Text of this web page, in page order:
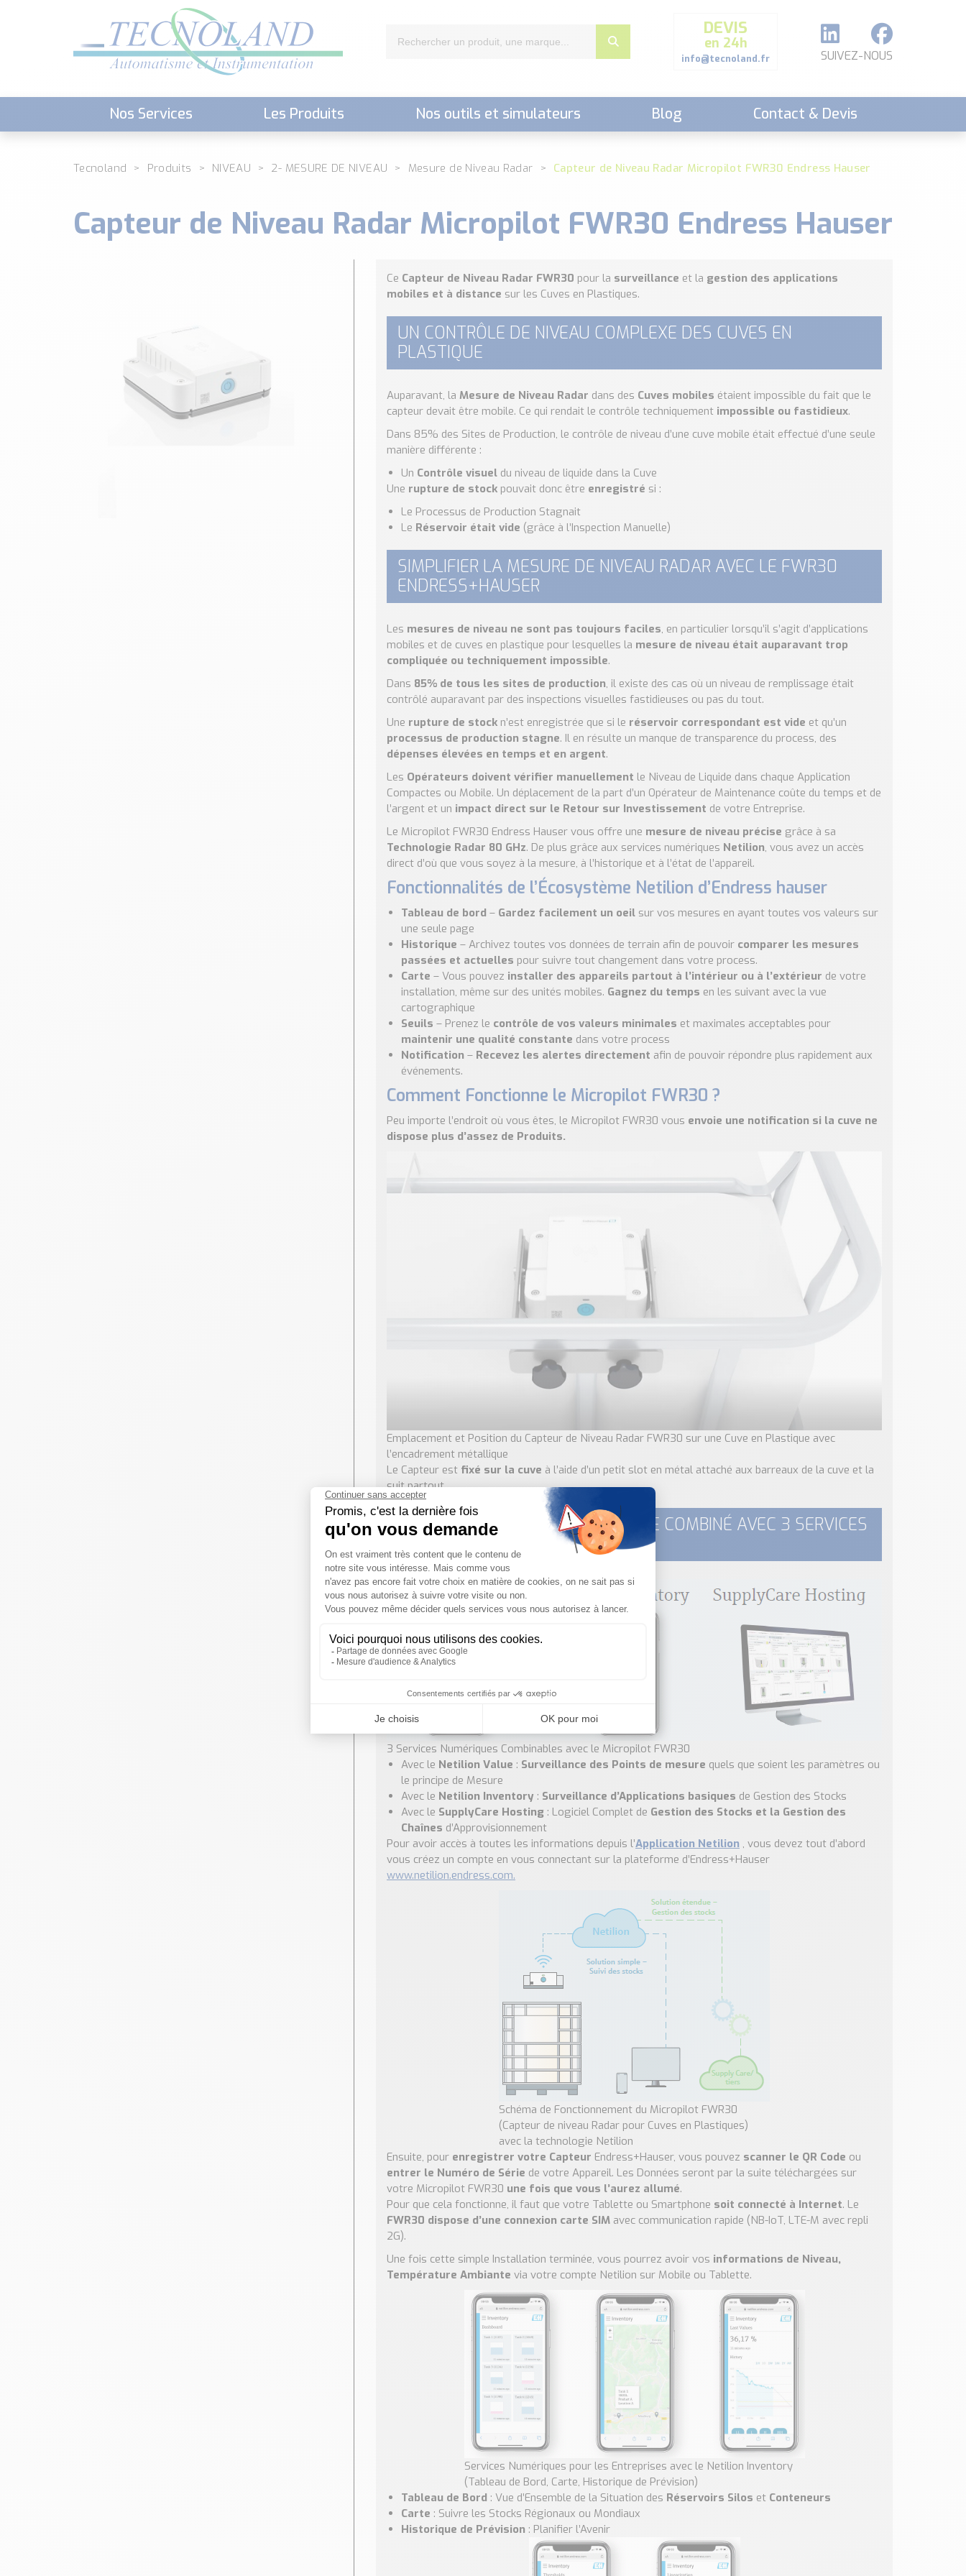
DEVIS
en 24h
info@tecnoland.fr SUIVEZ-NOUS
Nos Services Les Produits Nos outils et simulateurs Blog Contact & Devis
Tecnoland Produits NIVEAU 2- MESURE DE NIVEAU Mesure de Niveau Radar Capteur de Niveau Radar Micropilot FWR30 Endress Hauser
Capteur de Niveau Radar Micropilot FWR30 Endress Hauser
Ce Capteur de Niveau Radar FWR30 pour la surveillance et la gestion des applications
mobiles et à distance sur les Cuves en Plastiques.
UN CONTRÔLE DE NIVEAU COMPLEXE DES CUVES EN
PLASTIQUE
Auparavant, la Mesure de Niveau Radar dans des Cuves mobiles étaient impossible du fait que le
capteur devait être mobile. Ce qui rendait le contrôle techniquement impossible ou fastidieux.
Dans 85% des Sites de Production, le contrôle de niveau d’une cuve mobile était effectué d’une seule
manière différente :
Un Contrôle visuel du niveau de liquide dans la Cuve
Une rupture de stock pouvait donc être enregistré si :
Le Processus de Production Stagnait
Le Réservoir était vide (grâce à l’Inspection Manuelle)
SIMPLIFIER LA MESURE DE NIVEAU RADAR AVEC LE FWR30
ENDRESS+HAUSER
Les mesures de niveau ne sont pas toujours faciles, en particulier lorsqu’il s’agit d’applications
mobiles et de cuves en plastique pour lesquelles la mesure de niveau était auparavant trop
compliquée ou techniquement impossible.
Dans 85% de tous les sites de production, il existe des cas où un niveau de remplissage était
contrôlé auparavant par des inspections visuelles fastidieuses ou pas du tout.
Une rupture de stock n’est enregistrée que si le réservoir correspondant est vide et qu’un
processus de production stagne. Il en résulte un manque de transparence du process, des
dépenses élevées en temps et en argent.
Les Opérateurs doivent vérifier manuellement le Niveau de Liquide dans chaque Application
Compactes ou Mobile. Un déplacement de la part d’un Opérateur de Maintenance coûte du temps et de
l’argent et un impact direct sur le Retour sur Investissement de votre Entreprise.
Le Micropilot FWR30 Endress Hauser vous offre une mesure de niveau précise grâce à sa
Technologie Radar 80 GHz. De plus grâce aux services numériques Netilion, vous avez un accès
direct d’où que vous soyez à la mesure, à l’historique et à l’état de l’appareil.
Fonctionnalités de l’Écosystème Netilion d’Endress hauser
Tableau de bord – Gardez facilement un oeil sur vos mesures en ayant toutes vos valeurs sur
une seule page
Historique – Archivez toutes vos données de terrain afin de pouvoir comparer les mesures
passées et actuelles pour suivre tout changement dans votre process.
Carte – Vous pouvez installer des appareils partout à l’intérieur ou à l’extérieur de votre
installation, même sur des unités mobiles. Gagnez du temps en les suivant avec la vue
cartographique
Seuils – Prenez le contrôle de vos valeurs minimales et maximales acceptables pour
maintenir une qualité constante dans votre process
Notification – Recevez les alertes directement afin de pouvoir répondre plus rapidement aux
événements.
Comment Fonctionne le Micropilot FWR30 ?
Peu importe l’endroit où vous êtes, le Micropilot FWR30 vous envoie une notification si la cuve ne
dispose plus d’assez de Produits.
Emplacement et Position du Capteur de Niveau Radar FWR30 sur une Cuve en Plastique avec
l’encadrement métallique
Le Capteur est fixé sur la cuve à l’aide d’un petit slot en métal attaché aux barreaux de la cuve et la
suit partout.
LE MICROPILOT FWR30 PEUT ÊTRE COMBINÉ AVEC 3 SERVICES
3 Services Numériques Combinables avec le Micropilot FWR30
Avec le Netilion Value : Surveillance des Points de mesure quels que soient les paramètres ou
le principe de Mesure
Avec le Netilion Inventory : Surveillance d’Applications basiques de Gestion des Stocks
Avec le SupplyCare Hosting : Logiciel Complet de Gestion des Stocks et la Gestion des
Chaînes d’Approvisionnement
Pour avoir accès à toutes les informations depuis l’Application Netilion , vous devez tout d’abord
vous créez un compte en vous connectant sur la plateforme d’Endress+Hauser
www.netilion.endress.com.
Schéma de Fonctionnement du Micropilot FWR30
(Capteur de niveau Radar pour Cuves en Plastiques)
avec la technologie Netilion
Ensuite, pour enregistrer votre Capteur Endress+Hauser, vous pouvez scanner le QR Code ou
entrer le Numéro de Série de votre Appareil. Les Données seront par la suite téléchargées sur
votre Micropilot FWR30 une fois que vous l’aurez allumé.
Pour que cela fonctionne, il faut que votre Tablette ou Smartphone soit connecté à Internet. Le
FWR30 dispose d’une connexion carte SIM avec communication rapide (NB-IoT, LTE-M avec repli
2G).
Une fois cette simple Installation terminée, vous pourrez avoir vos informations de Niveau,
Température Ambiante via votre compte Netilion sur Mobile ou Tablette.
Services Numériques pour les Entreprises avec le Netilion Inventory
(Tableau de Bord, Carte, Historique de Prévision)
Tableau de Bord : Vue d’Ensemble de la Situation des Réservoirs Silos et Conteneurs
Carte : Suivre les Stocks Régionaux ou Mondiaux
Historique de Prévision : Planifier l’Avenir